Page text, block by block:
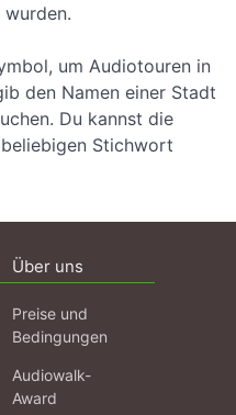
um Audiotouren in
den Namen einer Stadt
Du kannst die
Stichwort
Über uns
Preise und
Bedingungen
Audiowalk-
Award